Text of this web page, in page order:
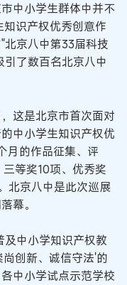
中小学生群体中并不
识产权优秀创意作
北京八中第33届科技
了数百名北京八中
这是北京市首次面对
中小学生知识产权优
月的作品征集、评
等奖10项、优秀奖
北京八中是此次巡展
幕。
中小学知识产权教
创新、诚信守法'的
中小学试点示范学校